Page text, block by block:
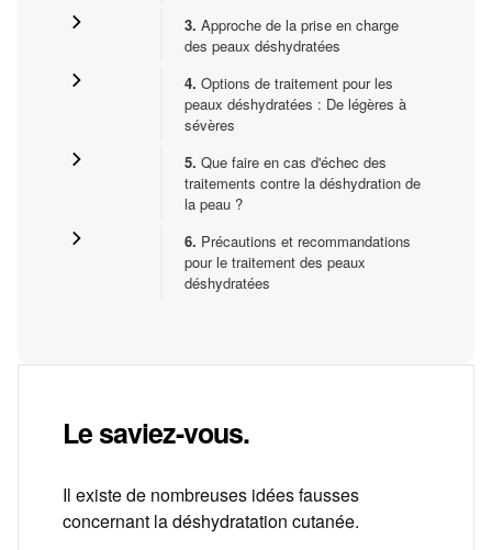
3. Approche de la prise en charge
des peaux déshydratées
4. Options de traitement pour les
peaux déshydratées : De légères à
sévères
5. Que faire en cas d'échec des
traitements contre la déshydration de
la peau ?
6. Précautions et recommandations
pour le traitement des peaux
déshydratées
Le saviez-vous.
Il existe de nombreuses idées fausses
concernant la déshydratation cutanée.